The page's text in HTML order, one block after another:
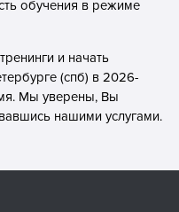
обучения в режиме
и начать
(спб) в 2026-
Мы уверены, Вы
нашими услугами.